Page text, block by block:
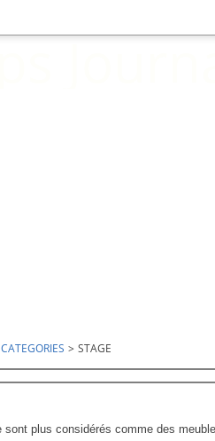
CATEGORIES > STAGE